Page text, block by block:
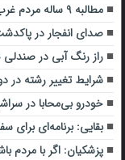
مطالبه ۹ ساله مردم غرب البرز محقق شد
صدای انفجار در
راز رنگ آبی در
شرایط تغییر رشته در
خودرو بی‌محابا در
بقایی: برنامه‌ای برای
پزشکیان: اگر با مردم